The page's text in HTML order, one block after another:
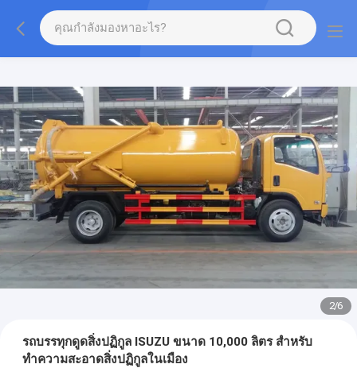
2/6
รถบรรทุกดูดสิ่งปฏิกูล ISUZU ขนาด 10,000 ลิตร สำหรับ
ทำความสะอาดสิ่งปฏิกูลในเมือง